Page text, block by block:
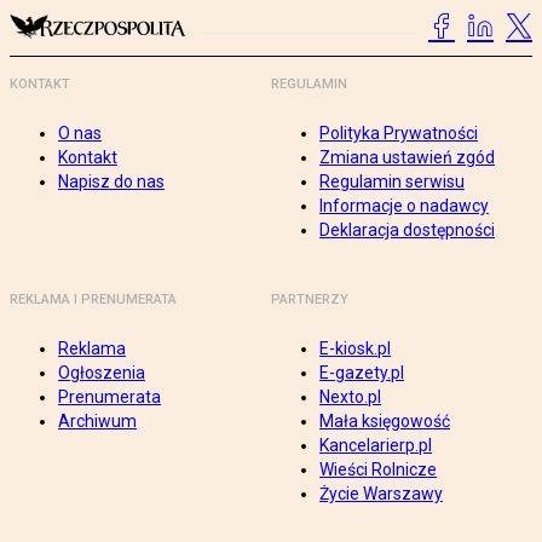
KONTAKT
O nas
Kontakt
Napisz do nas
REGULAMIN
Polityka Prywatności
Zmiana ustawień zgód
Regulamin serwisu
Informacje o nadawcy
Deklaracja dostępności
REKLAMA I PRENUMERATA
Reklama
Ogłoszenia
Prenumerata
Archiwum
PARTNERZY
E-kiosk.pl
E-gazety.pl
Nexto.pl
Mała księgowość
Kancelarierp.pl
Wieści Rolnicze
Życie Warszawy